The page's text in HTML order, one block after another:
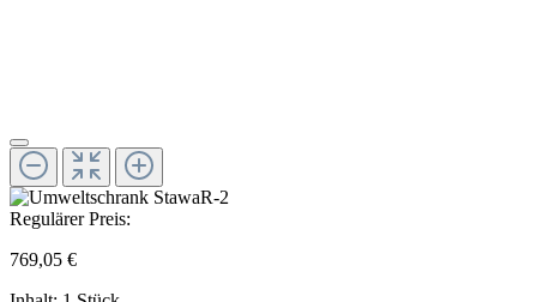
Regulärer Preis:
769,05 €